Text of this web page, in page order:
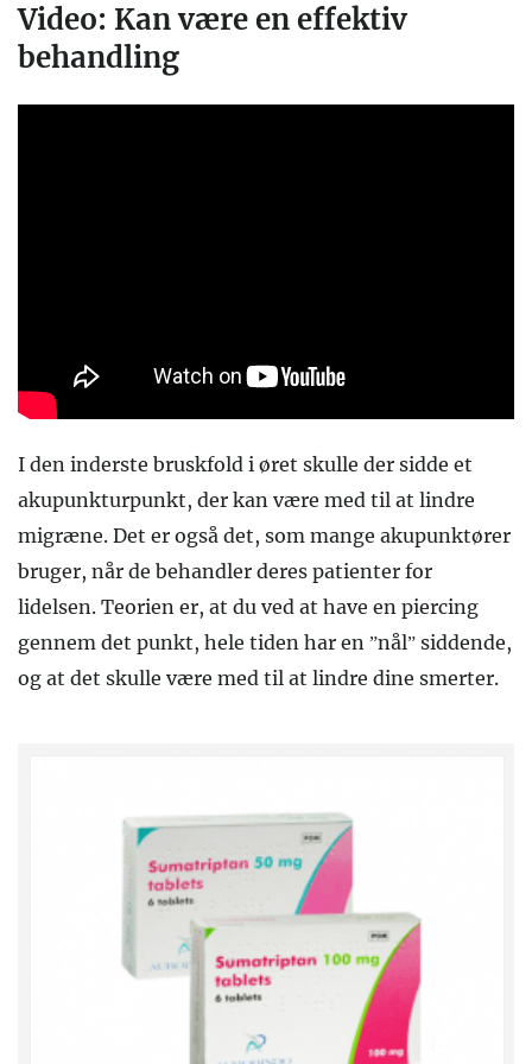
Video: Kan være en effektiv
behandling
I den inderste bruskfold i øret skulle der sidde et
akupunkturpunkt, der kan være med til at lindre
migræne. Det er også det, som mange akupunktører
bruger, når de behandler deres patienter for
lidelsen. Teorien er, at du ved at have en piercing
gennem det punkt, hele tiden har en ”nål” siddende,
og at det skulle være med til at lindre dine smerter.